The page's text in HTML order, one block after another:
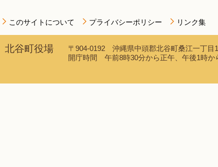
このサイトについて プライバシーポリシー リンク集
北谷町役場
〒904-0192 沖縄県中頭郡北谷町桑江一丁
開庁時間 午前8時30分から正午、午後1時か